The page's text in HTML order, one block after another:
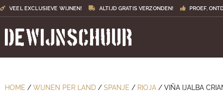
VEEL EXCLUSIEVE WIJNEN! ALTIJD GRATIS VERZONDEN! PROEF,
HOME / WIJNEN PER LAND / SPANJE / RIOJA / VIÑA IJALBA